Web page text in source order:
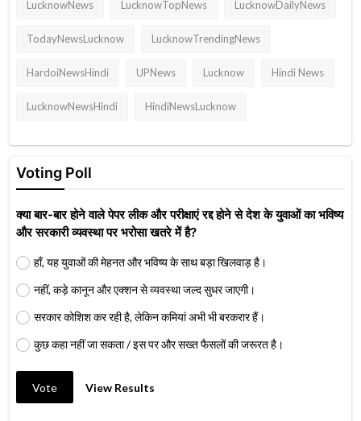
LucknowNews LucknowTopNews LucknowDailyNews
TodayNewsLucknow LucknowTrendingNews
HardoiNewsHindi UPNews Lucknow Hindi News
LucknowNewsHindi HindiNewsLucknow
Voting Poll
क्या बार-बार होने वाले पेपर लीक और परीक्षाएं रद्द होने से देश के युवाओं का भविष्य
और सरकारी व्यवस्था पर भरोसा खतरे में है?
हाँ, यह युवाओं की मेहनत और भविष्य के साथ बड़ा खिलवाड़ है।
नहीं, कड़े कानून और एक्शन से व्यवस्था जल्द सुधर जाएगी।
सरकार कोशिश कर रही है, लेकिन कमियां अभी भी बरकरार हैं।
कुछ कहा नहीं जा सकता / इस पर और सख्त फैसलों की जरूरत है।
Vote View Results